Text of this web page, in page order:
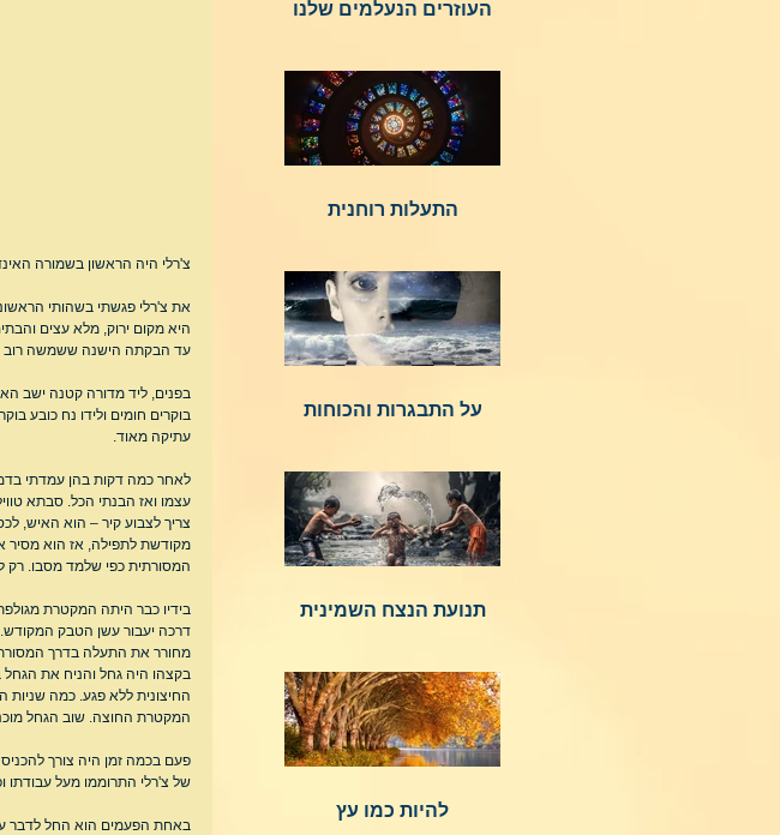
צ'רלי היה הראשון בשמורה
את צ'רלי פגשתי בשהותי
היא מקום ירוק, מלא עצים
עד הבקתה הישנה ששמשה רוב
בפנים, ליד מדורה קטנה ישב
בוקרים חומים ולידו נח כובע
עתיקה מאוד.
לאחר כמה דקות בהן עמדתי
עצמו ואז הבנתי הכל. סבתא
צריך לצבוע קיר – הוא האיש,
מקודשת לתפילה, אז הוא מסיר
המסורתית כפי שלמד מסבו. רק
בידיו כבר היתה המקטרת
דרכה יעבור עשן הטבק
מחורר את התעלה בדרך
בקצהו היה גחל והניח את
החיצונית ללא פגע. כמה
המקטרת החוצה. שוב הגחל
פעם בכמה זמן היה צורך
של צ'רלי התרוממו מעל עבודתו
באחת הפעמים הוא החל לדבר
העוזרים הנעלמים שלנו
התעלות רוחנית
על התבגרות והכוחות
תנועת הנצח השמינית
להיות כמו עץ